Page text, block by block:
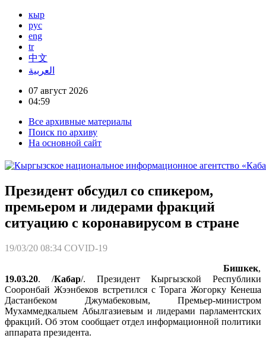
кыр
рус
eng
tr
中文
العربية
07 август 2026
04:59
Все архивные материалы
Поиск по архиву
На основной сайт
Президент обсудил со спикером,
премьером и лидерами фракций
ситуацию с коронавирусом в стране
19/03/20 08:34 COVID-19
Бишкек,
19.03.20. /Кабар/. Президент Кыргызской Республики
Сооронбай Жээнбеков встретился с Торага Жогорку Кенеша
Дастанбеком Джумабековым, Премьер-министром
Мухаммедкалыем Абылгазиевым и лидерами парламентских
фракций. Об этом сообщает отдел информационной политики
аппарата президента.